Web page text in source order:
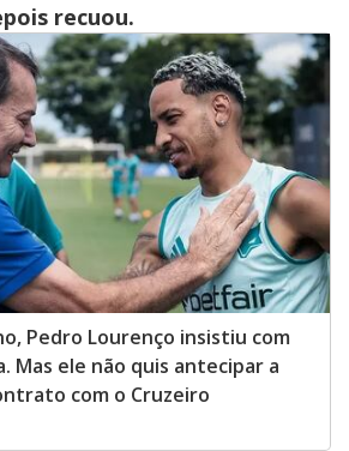
recuou.
Pedro Lourenço insistiu com
Mas ele não quis antecipar a
com o Cruzeiro